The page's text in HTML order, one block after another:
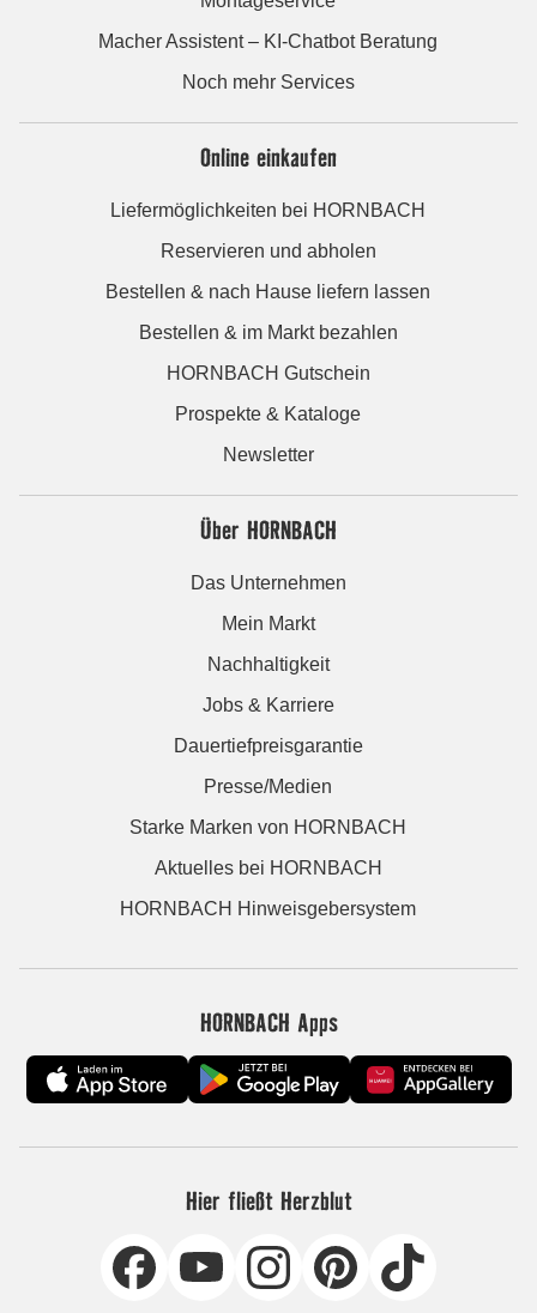
Macher Assistent – KI-Chatbot Beratung
Noch mehr Services
Online einkaufen
Liefermöglichkeiten bei HORNBACH
Reservieren und abholen
Bestellen & nach Hause liefern lassen
Bestellen & im Markt bezahlen
HORNBACH Gutschein
Prospekte & Kataloge
Newsletter
Über HORNBACH
Das Unternehmen
Mein Markt
Nachhaltigkeit
Jobs & Karriere
Dauertiefpreisgarantie
Presse/Medien
Starke Marken von HORNBACH
Aktuelles bei HORNBACH
HORNBACH Hinweisgebersystem
HORNBACH Apps
Hier fließt Herzblut